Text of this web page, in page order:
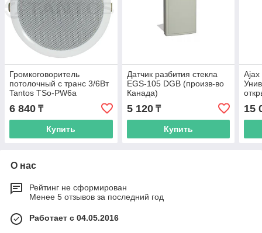
Громкоговоритель
потолочный с транс 3/6Вт
Tantos TSo-PW6a
6 840 ₸
Купить
Датчик разбития стекла
EGS-105 DGB (произв-во
Канада)
5 120₸
Купить
15
О нас
Рейтинг не сформирован
Менее 5 отзывов за последний год
Работает с 04.05.2016